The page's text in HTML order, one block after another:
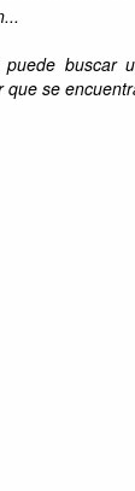
puede buscar
que se